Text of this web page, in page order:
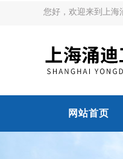
您好，欢迎来到上海
网站首页